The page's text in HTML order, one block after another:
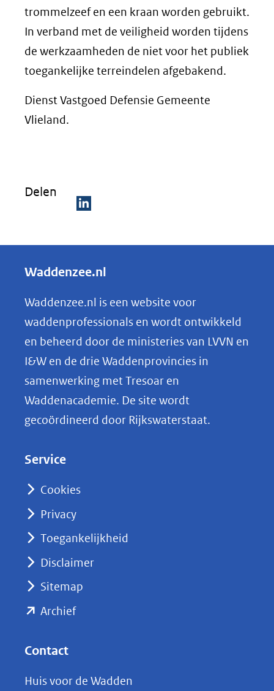
trommelzeef en een kraan worden gebruikt.
In verband met de veiligheid worden tijdens
de werkzaamheden de niet voor het publiek
toegankelijke terreindelen afgebakend.
Dienst Vastgoed Defensie Gemeente
Vlieland.
Delen
e
e
n
o
p
k
e
nieuw
naar
Waddenzee.nl
Waddenzee.nl is een website voor
waddenprofessionals en wordt ontwikkeld
en beheerd door de ministeries van LVVN en
I&W en de drie Waddenprovincies in
samenwerking met Tresoar en
Waddenacademie. De site wordt
gecoördineerd door Rijkswaterstaat.
Service
Cookies
Privacy
Toegankelijkheid
Disclaimer
Sitemap
Archief(opent
Contact
Huis voor de Wadden